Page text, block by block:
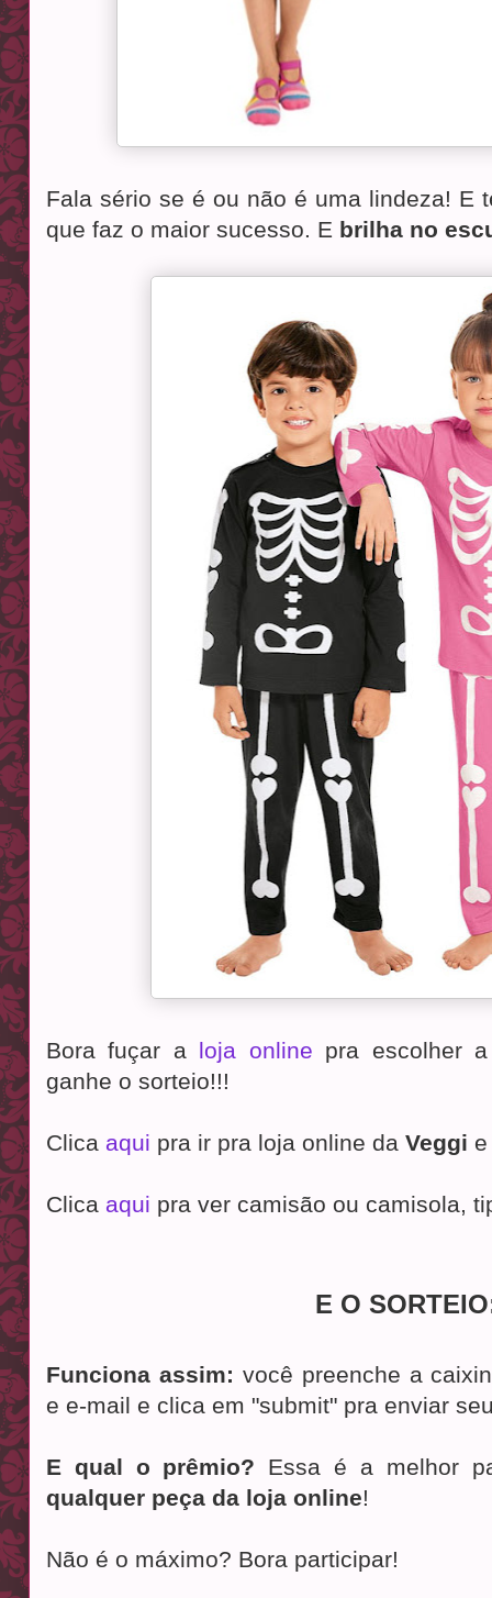
Fala sério se é ou não é uma lindeza! E
que faz o maior sucesso. E brilha no
Bora fuçar a loja online pra escolher
ganhe o sorteio!!!
Clica aqui pra ir pra loja online da Veggi
Clica aqui pra ver camisão ou camisola,
E O
Funciona assim: você preenche a
e e-mail e clica em "submit" pra enviar
E qual o prêmio? Essa é a melhor
qualquer peça da loja online!
Não é o máximo? Bora participar!